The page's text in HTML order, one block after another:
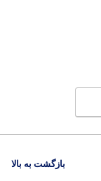
بازگشت به بالا